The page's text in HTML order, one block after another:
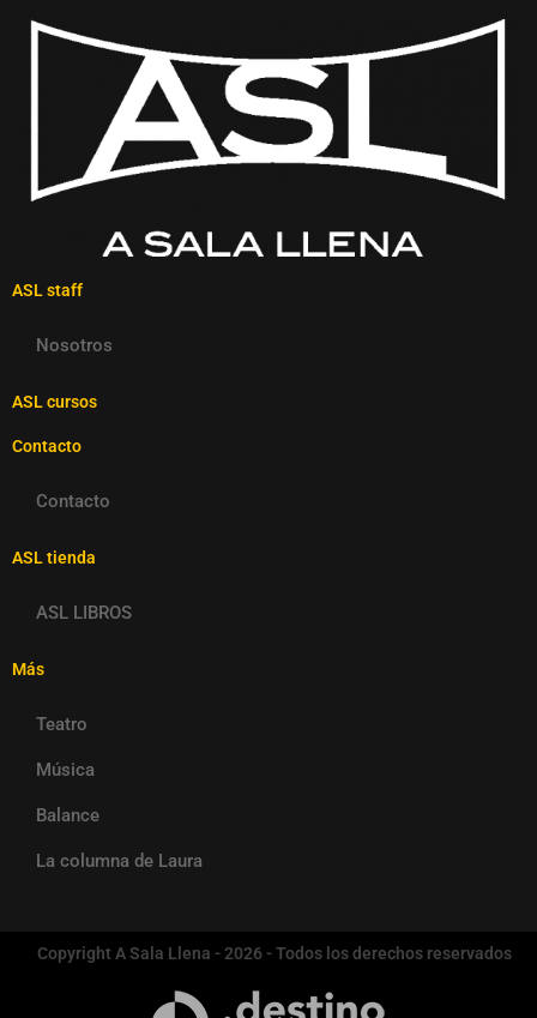
ASL staff
Nosotros
ASL cursos
Contacto
Contacto
ASL tienda
ASL LIBROS
Más
Teatro
Música
Balance
La columna de Laura
Copyright A Sala Llena - 2026 - Todos los derechos reservados